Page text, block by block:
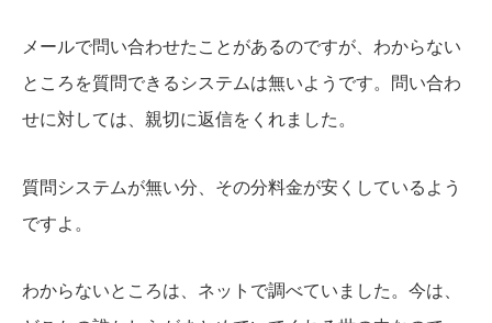
メールで問い合わせたことがあるのですが、わからない
ところを質問できるシステムは無いようです。問い合わ
せに対しては、親切に返信をくれました。
質問システムが無い分、その分料金が安くしているよう
ですよ。
わからないところは、ネットで調べていました。今は、